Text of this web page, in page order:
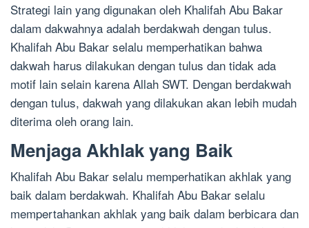
Strategi lain yang digunakan oleh Khalifah Abu Bakar
dalam dakwahnya adalah berdakwah dengan tulus.
Khalifah Abu Bakar selalu memperhatikan bahwa
dakwah harus dilakukan dengan tulus dan tidak ada
motif lain selain karena Allah SWT. Dengan berdakwah
dengan tulus, dakwah yang dilakukan akan lebih mudah
diterima oleh orang lain.
Menjaga Akhlak yang Baik
Khalifah Abu Bakar selalu memperhatikan akhlak yang
baik dalam berdakwah. Khalifah Abu Bakar selalu
mempertahankan akhlak yang baik dalam berbicara dan